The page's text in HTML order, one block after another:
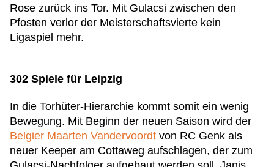
Rose zurück ins Tor. Mit Gulacsi zwischen den
Pfosten verlor der Meisterschaftsvierte kein
Ligaspiel mehr.
302 Spiele für Leipzig
In die Torhüter-Hierarchie kommt somit ein wenig
Bewegung. Mit Beginn der neuen Saison wird der
Belgier Maarten Vandervoordt von RC Genk als
neuer Keeper am Cottaweg aufschlagen, der zum